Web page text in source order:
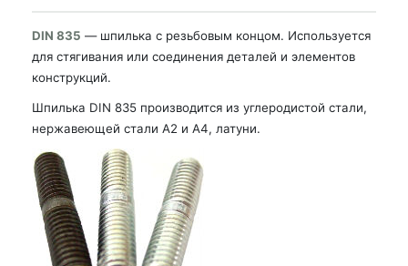
DIN 835 — шпилька с резьбовым концом. Используется
для стягивания или соединения деталей и элементов
конструкций.
Шпилька DIN 835 производится из углеродистой стали,
нержавеющей стали А2 и А4, латуни.